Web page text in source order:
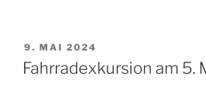
VERÖFFENTLICHT
AM
9. MAI 2024
Fahrradexkursion am 5.